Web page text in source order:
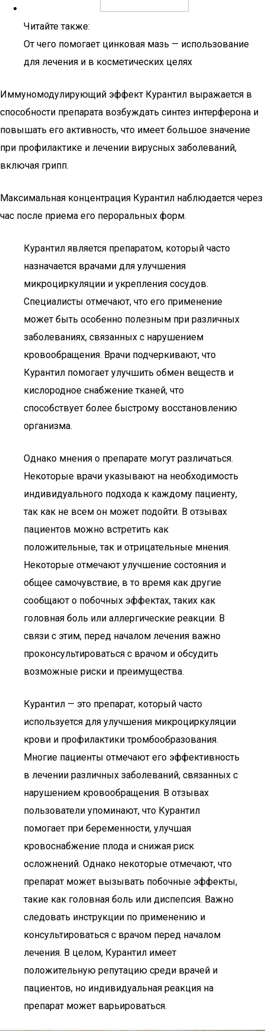
Читайте также:
От чего помогает цинковая мазь — использование
для лечения и в косметических целях
Иммуномодулирующий эффект Курантил выражается в
способности препарата возбуждать синтез интерферона и
повышать его активность, что имеет большое значение
при профилактике и лечении вирусных заболеваний,
включая грипп.
Максимальная концентрация Курантил наблюдается через
час после приема его пероральных форм.
Курантил является препаратом, который часто
назначается врачами для улучшения
микроциркуляции и укрепления сосудов.
Специалисты отмечают, что его применение
может быть особенно полезным при различных
заболеваниях, связанных с нарушением
кровообращения. Врачи подчеркивают, что
Курантил помогает улучшить обмен веществ и
кислородное снабжение тканей, что
способствует более быстрому восстановлению
организма.
Однако мнения о препарате могут различаться.
Некоторые врачи указывают на необходимость
индивидуального подхода к каждому пациенту,
так как не всем он может подойти. В отзывах
пациентов можно встретить как
положительные, так и отрицательные мнения.
Некоторые отмечают улучшение состояния и
общее самочувствие, в то время как другие
сообщают о побочных эффектах, таких как
головная боль или аллергические реакции. В
связи с этим, перед началом лечения важно
проконсультироваться с врачом и обсудить
возможные риски и преимущества.
Курантил — это препарат, который часто
используется для улучшения микроциркуляции
крови и профилактики тромбообразования.
Многие пациенты отмечают его эффективность
в лечении различных заболеваний, связанных с
нарушением кровообращения. В отзывах
пользователи упоминают, что Курантил
помогает при беременности, улучшая
кровоснабжение плода и снижая риск
осложнений. Однако некоторые отмечают, что
препарат может вызывать побочные эффекты,
такие как головная боль или диспепсия. Важно
следовать инструкции по применению и
консультироваться с врачом перед началом
лечения. В целом, Курантил имеет
положительную репутацию среди врачей и
пациентов, но индивидуальная реакция на
препарат может варьироваться.